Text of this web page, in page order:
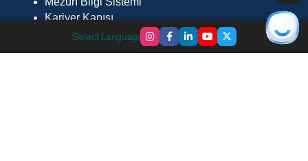
Select Language ▼
Kariyer Kapısı